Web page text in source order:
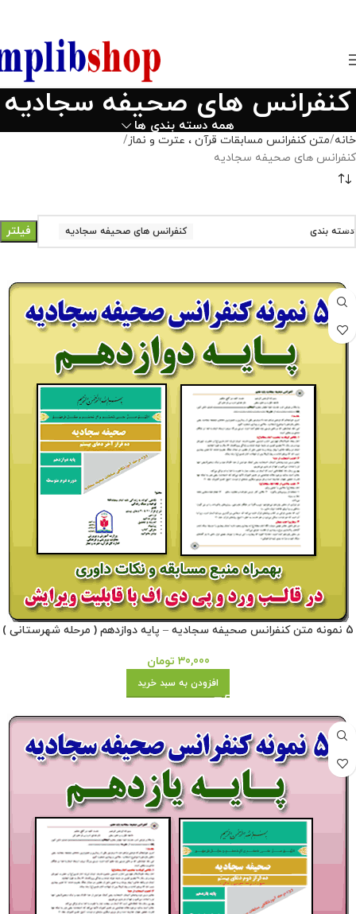
کنفرانس های صحیفه سجادیه
همه دسته بندی ها
خانه متن کنفرانس مسابقات قرآن ، عترت و نماز
کنفرانس های صحیفه سجادیه
دسته بندی کنفرانس های صحیفه سجادیه فیلتر
5 نمونه متن کنفرانس صحیفه سجادیه – پایه دوازدهم ( مرحله شهرستانی )
30,000 تومان
افزودن به سبد خرید